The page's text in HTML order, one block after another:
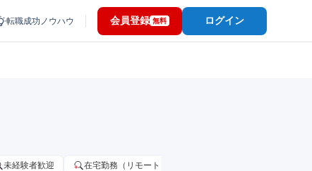
転職成功ノウハウ 会員登録 無料 ログイン
未経験者歓迎 在宅勤務（リモートワーク）OK